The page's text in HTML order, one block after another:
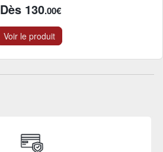
Dès 130.00€
Voir le produit